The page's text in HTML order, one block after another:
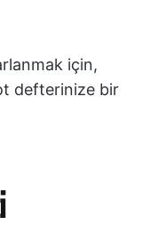
için,
defterinize bir